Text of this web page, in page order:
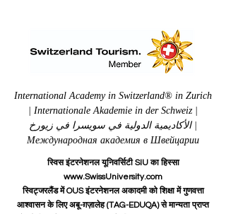
International Academy in Switzerland® in Zurich
| Internationale Akademie in der Schweiz |
الأكاديمية الدولية في سويسرا في زيورخ |
Международная академия в Швейцарии
स्विस इंटरनेशनल यूनिवर्सिटी SIU का हिस्सा
www.SwissUniversity.com
स्विट्जरलैंड में OUS इंटरनेशनल अकादमी को शिक्षा में गुणवत्ता
आश्वासन के लिए अबू-ग़ज़ालेह (TAG-EDUQA) से मान्यता प्राप्त